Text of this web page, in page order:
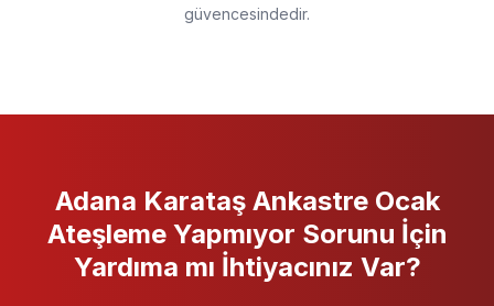
güvencesindedir.
Adana KarataşAnkastre Ocak
Ateşleme Yapmıyor Sorunu İçin
Yardıma mı İhtiyacınız Var?